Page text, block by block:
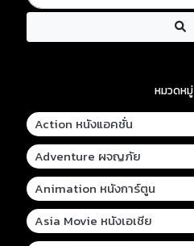
หมวดหมู่
Action หนังแอคชั่น
Adventure ผจญภัย
Animation หนังการ์ตูน
Asia Movie หนังเอเชีย